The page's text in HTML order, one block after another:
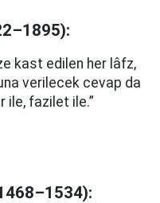
kast edilen her lâfz,
verilecek cevap da
ile, fazilet ile.”